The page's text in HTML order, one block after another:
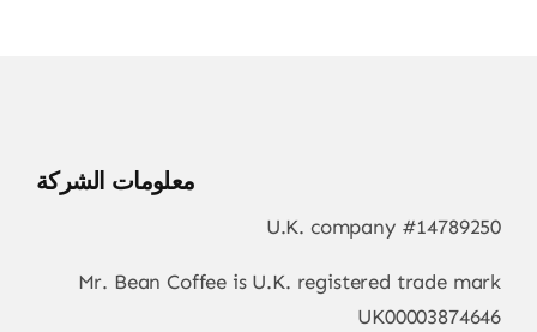
معلومات الشركة
U.K. company #14789250
Mr. Bean Coffee is U.K. registered trade mark
UK00003874646